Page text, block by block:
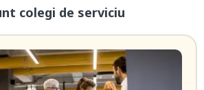
colegi de serviciu